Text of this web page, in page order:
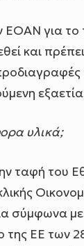
για το
και
υλικά;
του
σύμφωνα
ΕΕ των